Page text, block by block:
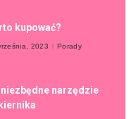
kupować?
2023 Porady
narzędzie